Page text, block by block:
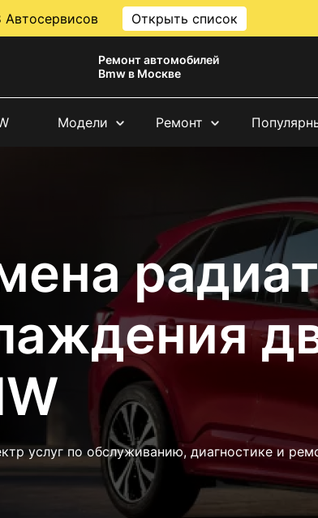
Автосервисов Открыть список
Ремонт автомобилей
Bmw в Москве
Модели Ремонт
услуг по обслуживанию, диагностике и